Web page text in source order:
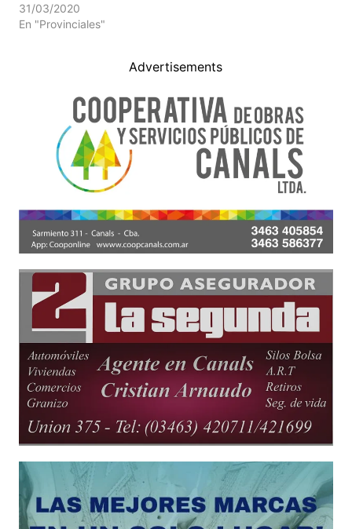
31/03/2020
En "Provinciales"
Advertisements